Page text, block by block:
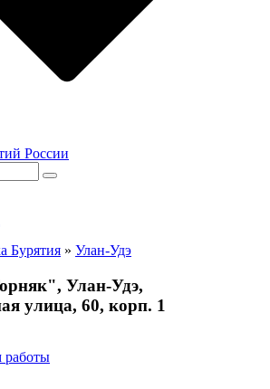
России
Бурятия » Улан-Удэ
Улан-Удэ,
улица, 60, корп. 1
работы